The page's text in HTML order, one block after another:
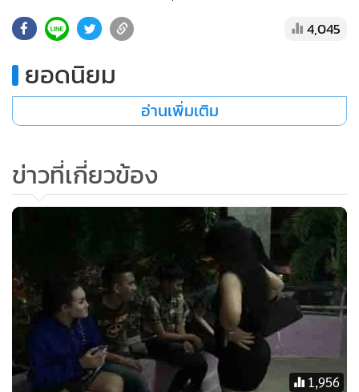
• เกม
• SMEs
• อินโดจีน
• Celeb Online
• Factcheck
• Gotomanager
4,045
ยอดนิยม
อ่านเพิ่มเติม
ข่าวที่เกี่ยวข้อง
1,956